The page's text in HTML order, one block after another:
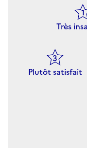
Très
Plutôt satisfait